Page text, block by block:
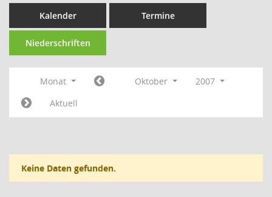
Kalender Termine
Niederschriften
Monat Oktober
2007
Aktuell
Keine Daten gefunden.